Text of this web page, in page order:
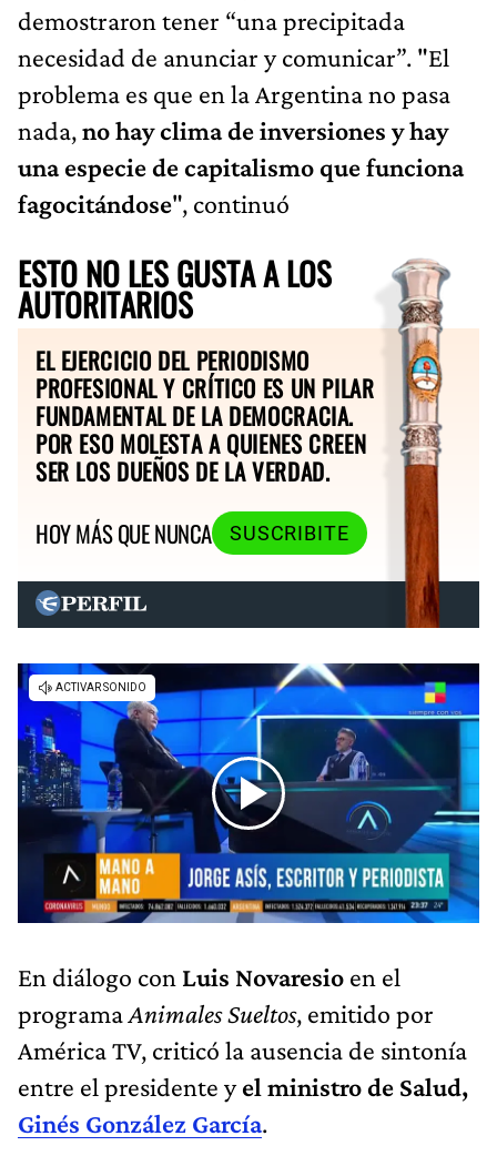
demostraron tener “una precipitada
necesidad de anunciar y comunicar”. "El
problema es que en la Argentina no pasa
nada,no hay clima de inversiones y hay
una especie de capitalismo que funciona
fagocitándose", continuó
ESTO NO LES GUSTA A LOS
AUTORITARIOS
EL EJERCICIO DEL PERIODISMO
PROFESIONAL Y CRÍTICO ES UN PILAR
FUNDAMENTAL DE LA DEMOCRACIA.
POR ESO MOLESTA A QUIENES CREEN
SER LOS DUEÑOS DE LA VERDAD.
HOY MÁS QUE NUNCA
SUSCRIBITE
En diálogo con Luis Novaresio en el
programaAnimales Sueltos, emitido por
América TV, criticó la ausencia de sintonía
entre el presidente yel ministro de Salud,
Ginés González García.